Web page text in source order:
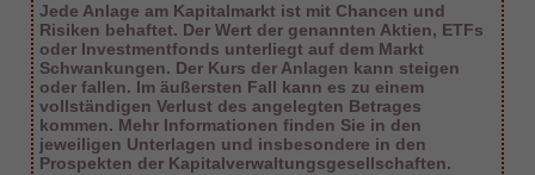
Jede Anlage am Kapitalmarkt ist mit Chancen und
Risiken behaftet. Der Wert der genannten Aktien, ETFs
oder Investmentfonds unterliegt auf dem Markt
Schwankungen. Der Kurs der Anlagen kann steigen
oder fallen. Im äußersten Fall kann es zu einem
vollständigen Verlust des angelegten Betrages
kommen. Mehr Informationen finden Sie in den
jeweiligen Unterlagen und insbesondere in den
Prospekten der Kapitalverwaltungsgesellschaften.